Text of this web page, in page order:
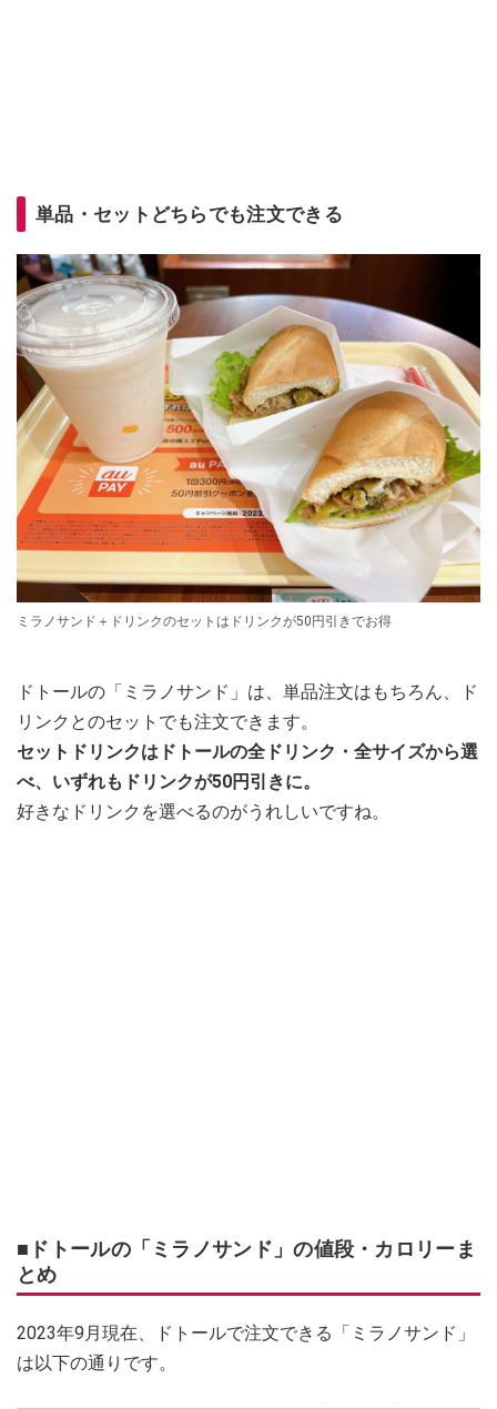
単品・セットどちらでも注文できる
ミラノサンド＋ドリンクのセットはドリンクが50円引きでお得
ドトールの「ミラノサンド」は、単品注文はもちろん、ド
リンクとのセットでも注文できます。
セットドリンクはドトールの全ドリンク・全サイズから選
べ、いずれもドリンクが50円引きに。
好きなドリンクを選べるのがうれしいですね。
■ドトールの「ミラノサンド」の値段・カロリーま
とめ
2023年9月現在、ドトールで注文できる「ミラノサンド」
は以下の通りです。